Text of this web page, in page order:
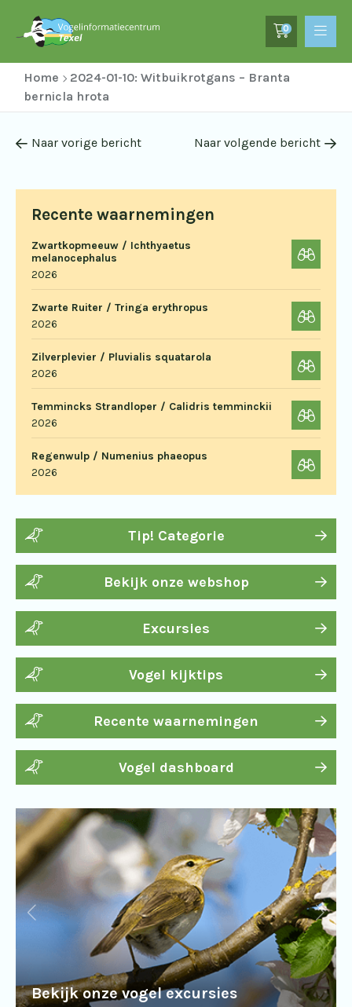
0
Home
2024-01-10: Witbuikrotgans – Branta
bernicla hrota
Recente waarnemingen
Zwartkopmeeuw / Ichthyaetus
melanocephalus
2026
Zwarte Ruiter / Tringa erythropus
2026
Zilverplevier / Pluvialis squatarola
2026
Temmincks Strandloper / Calidris temminckii
2026
Regenwulp / Numenius phaeopus
2026
Tip! Categorie
Bekijk onze webshop
Excursies
Vogel kijktips
Recente waarnemingen
Vogel dashboard
Bekijk onze vogel excursies
Naar vorige bericht Naar volgende bericht